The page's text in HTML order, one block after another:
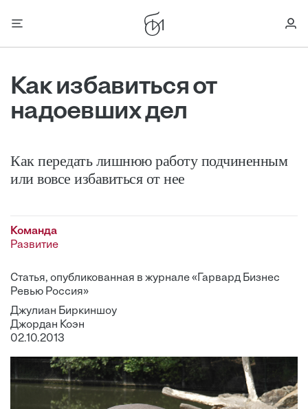
Как избавиться от
надоевших дел
Как передать лишнюю ­работу подчиненным
или вовсе избавиться от нее
Команда
Развитие
Статья, опубликованная в журнале «Гарвард Бизнес
Ревью Россия»
Джулиан Биркиншоу
Джордан Коэн
02.10.2013